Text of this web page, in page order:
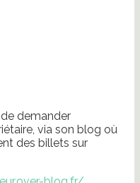
demander
via son blog où
des billets sur